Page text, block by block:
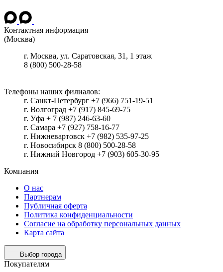
Контактная информация
(Москва)
г. Москва, ул. Саратовская, 31, 1 этаж
8 (800) 500-28-58
Телефоны наших филиалов:
г. Санкт-Петербург +7 (966) 751-19-51
г. Волгоград +7 (917) 845-69-75
г. Уфа + 7 (987) 246-63-60
г. Самара +7 (927) 758-16-77
г. Нижневартовск +7 (982) 535-97-25
г. Новосибирск 8 (800) 500-28-58
г. Нижний Новгород +7 (903) 605-30-95
Компания
О нас
Партнерам
Публичная оферта
Политика конфиденциальности
Согласие на обработку персональных данных
Карта сайта
Выбор города
Покупателям